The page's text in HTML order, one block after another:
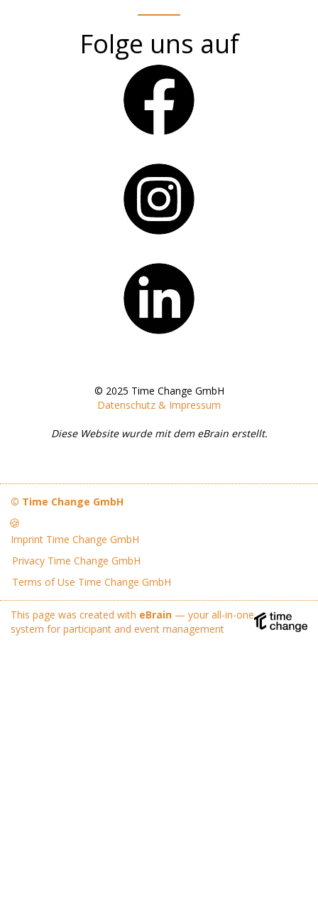
Folge uns auf
© 2025 Time Change GmbH
​Datenschutz & Impressum
Diese Website wurde mit dem eBrain erstellt.
© Time Change GmbH
🍪
Imprint Time Change GmbH
Privacy Time Change GmbH
Terms of Use Time Change GmbH
This page was created with eBrain — your all-in-one
system for participant and event management